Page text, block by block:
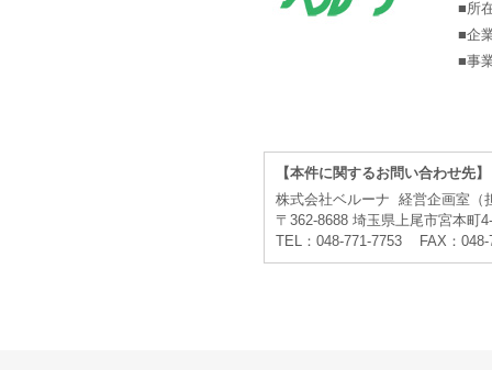
■所
■企
■事
【本件に関するお問い合わせ先】
株式会社ベルーナ 経営企画室（
〒362-8688 埼玉県上尾市宮本町
TEL：048-771-7753 FAX：